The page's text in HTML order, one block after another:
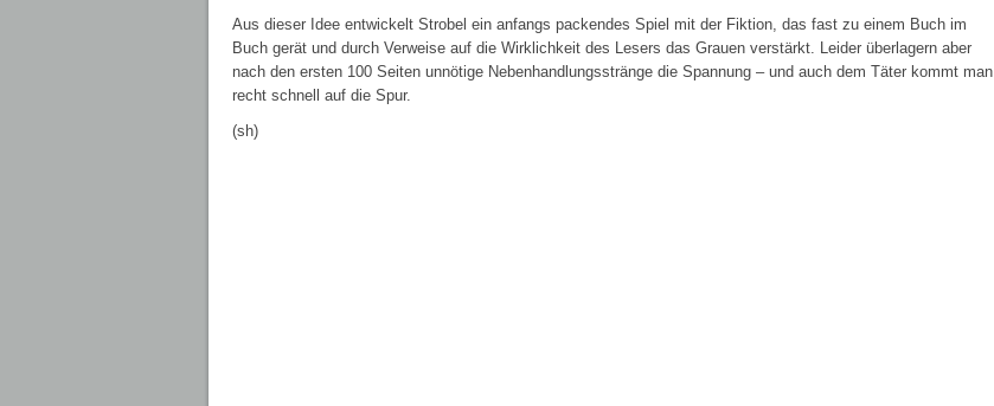
Aus dieser Idee entwickelt Strobel ein anfangs packendes Spiel mit der Fiktion, das fast zu einem Buch im
Buch gerät und durch Verweise auf die Wirklichkeit des Lesers das Grauen verstärkt. Leider überlagern aber
nach den ersten 100 Seiten unnötige Nebenhandlungsstränge die Spannung – und auch dem Täter kommt man
recht schnell auf die Spur.
(sh)